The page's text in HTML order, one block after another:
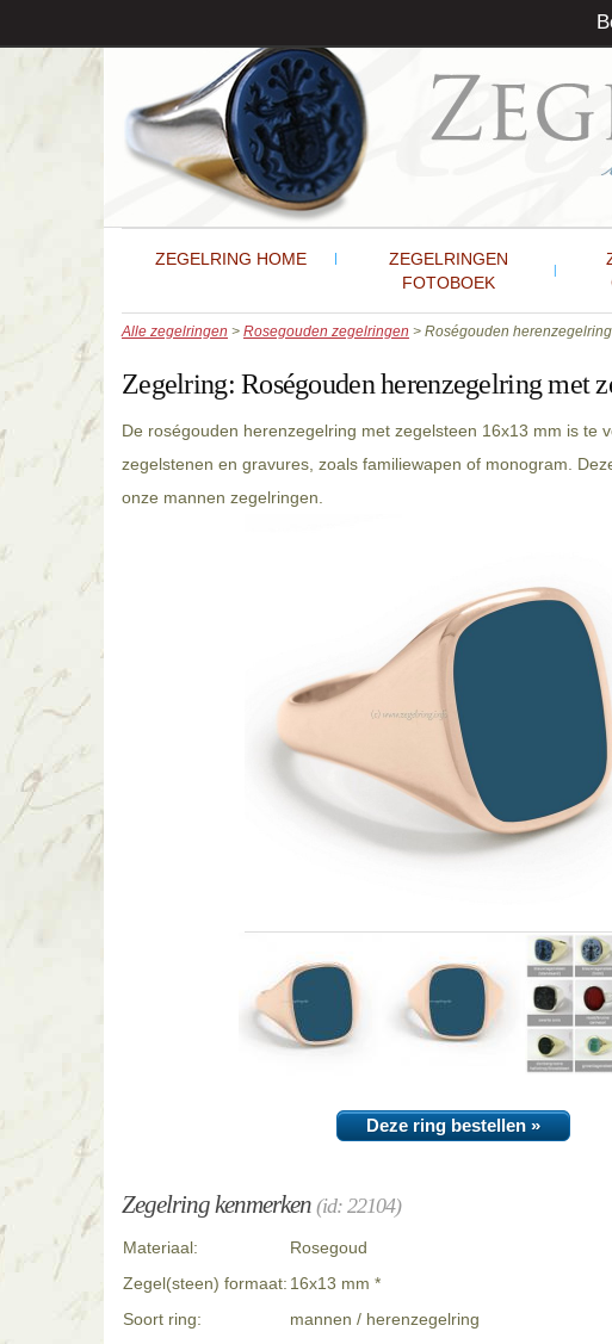
ZEGELRING HOME
ZEGELRINGEN
FOTOBOEK
Alle zegelringen > Rosegouden zegelringen > Roségouden
Zegelring:Roségouden herenzegelring met
De roségouden herenzegelring met zegelsteen 16x13 mm is te
zegelstenen en gravures, zoals familiewapen of monogram.
onze mannen zegelringen.
Deze ring bestellen »
Zegelring kenmerken (id: 22104)
Materiaal:
Rosegoud
Zegel(steen) formaat: 16x13 mm *
Soort ring:
mannen / herenzegelring